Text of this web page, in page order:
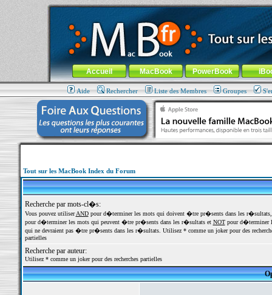
MacBook-fr.com : 100% Apple... 100% nomade !
Aller au contenu-Aller au menu général-Aller au menu de
Menu général
Accueil MacBook PowerBook
Aide Rechercher Liste des Membres Groupes
Tout sur les MacBook Index du Forum
Recherche par mots-cl�s:
Vous pouvez utiliserANDpour d�terminer les mots qui doivent �tre pr�sents dans les
pour d�terminer les mots qui peuvent �tre pr�sents dans les r�sultats et NOTpour d�terminer
qui ne devraient pas �tre pr�sents dans les r�sultats. Utilisez * comme un joker pour des
partielles
Recherche par auteur:
Utilisez * comme un joker pour des recherches partielles